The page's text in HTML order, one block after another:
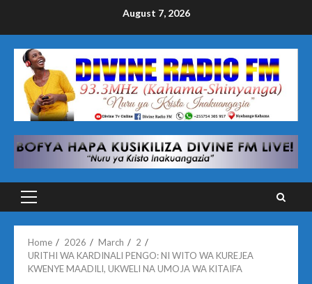
August 7, 2026
Primary
Home 2026 March
2
URITHI WA KARDINALI PENGO: NI WITO WA KUREJEA
KWENYE MAADILI, UKWELI NA UMOJA WA KITAIFA